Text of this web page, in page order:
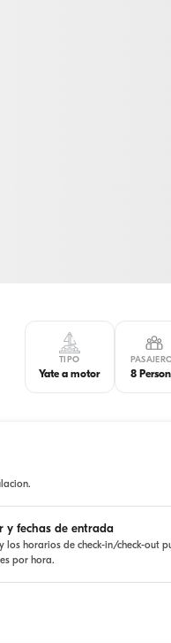
TIPO
Yate a motor 8
y fechas de entrada
los horarios de check-in/check-out
por hora.